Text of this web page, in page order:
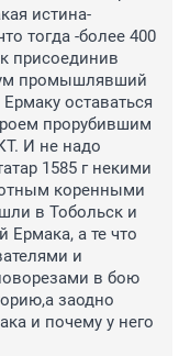
истина-
тогда -более 400
присоединив
промышлявший
оставаться
прорубившим
И не надо
1585 г некими
коренными
в Тобольск и
Ермака, а те что
и
в бою
заодно
и почему у него